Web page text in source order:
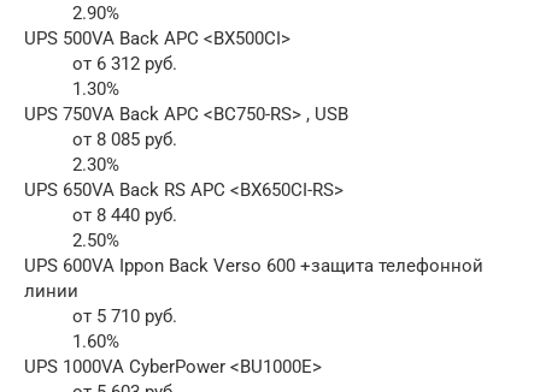
2.90%
UPS 500VA Back APC <BX500CI>
от 6 312 руб.
1.30%
UPS 750VA Back APC <BC750-RS> , USB
от 8 085 руб.
2.30%
UPS 650VA Back RS APC <BX650CI-RS>
от 8 440 руб.
2.50%
UPS 600VA Ippon Back Verso 600 +защита телефонной
линии
от 5 710 руб.
1.60%
UPS 1000VA CyberPower <BU1000E>